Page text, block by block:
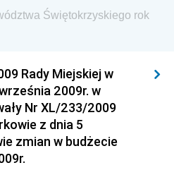
Głównej Straży
Banku Polskiego
Głównej Policji
Pracy i Polityki
Świętokrzyskiego rok
Rady Miejskiej w
2009r. w
Nr XL/233/2009
z dnia 5
zmian w budżecie